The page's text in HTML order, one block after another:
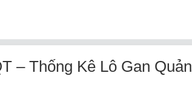
– Thống Kê Lô Gan